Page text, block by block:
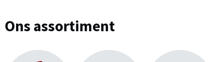
Ons assortiment